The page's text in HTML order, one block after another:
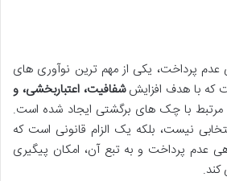
گواهی عدم پرداخت، یکی از مهم ترین نوآوری های
که با هدف افزایششفافیت، اعتباربخشی، و
مرتبط با چک های برگشتی ایجاد شده است.
نیست، بلکه یک الزام قانونی است که
عدم پرداخت و به تبع آن، امکان پیگیری